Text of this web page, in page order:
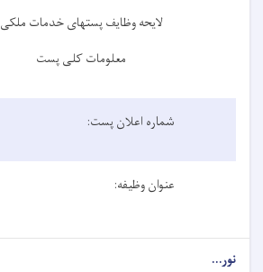
لایحه وظایف پست­های خدمات ملکی
معلومات کلی پست
شماره اعلان پست:
عنوان وظیفه:
نور...